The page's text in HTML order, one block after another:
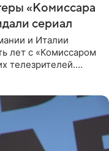
«Комиссара
сериал
и Италии
лет с «Комиссаром
телезрителей.